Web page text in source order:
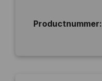
Productnummer: